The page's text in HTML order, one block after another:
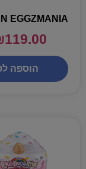
119.00
הוספה